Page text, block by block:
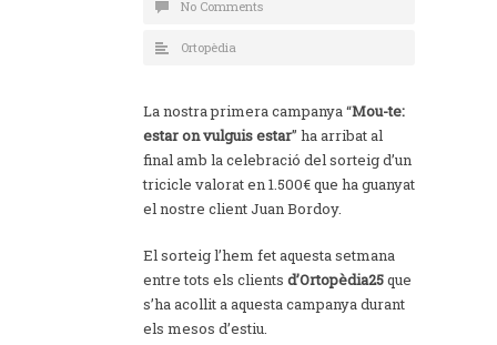
No Comments
Ortopèdia
La nostra primera campanya “Mou-te:
estar on vulguis estar” ha arribat al
final amb la celebració del sorteig d’un
tricicle valorat en 1.500€ que ha guanyat
el nostre client Juan Bordoy.
El sorteig l’hem fet aquesta setmana
entre tots els clients d’Ortopèdia25que
s’ha acollit a aquesta campanya durant
els mesos d’estiu.